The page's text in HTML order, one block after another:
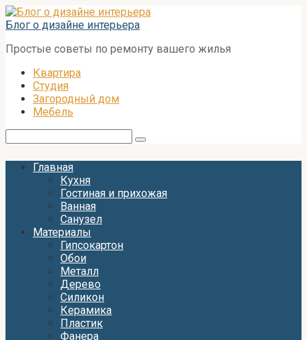
Перейти
к
Блог о дизайне интерьера
Простые советы по ремонту вашего жилья
Квартира
Студия
Загородный дом
Мебель
Главная
Кухня
Гостиная и прихожая
Ванная
Санузел
Материалы
Гипсокартон
Обои
Металл
Дерево
Силикон
Керамика
Пластик
Фанера